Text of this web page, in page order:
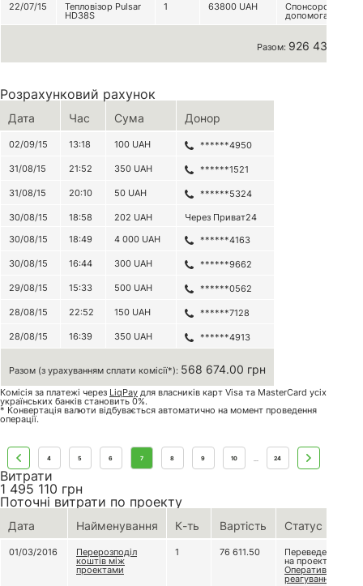
22/07/15
Тепловізор Pulsar
HD38S
1 63800 UAH Спонсорська
допомога
Разом: 926 436 грн
Розрахунковий рахунок
Дата Час Сума Донор
02/09/15 13:18 100 UAH ******4950
31/08/15 21:52 350 UAH ******1521
31/08/15 20:10 50 UAH ******5324
30/08/15 18:58 202 UAH
Через Приват24
30/08/15
18:49 4 000 UAH ******4163
30/08/15 16:44 300 UAH ******9662
29/08/15 15:33 500 UAH ******0562
28/08/15 22:52 150 UAH ******7128
28/08/15 16:39 350 UAH ******4913
Разом (з урахуванням сплати комісії*): 568 674.00 грн
Комісія за платежі через LiqPay для власників карт Visa та MasterCard усіх
українських банків становить 0%.
* Конвертація валюти відбувається автоматично на момент проведення
операції.
4 5 6 7 8 9 10 24
Витрати
1 495 110 грн
Поточні витрати по проекту
Дата Найменування К-ть Вартість Статус
01/03/2016 Перерозподіл
коштів між
проектами
1 76 611.50 Переведено
на проект
Оперативне
реагування